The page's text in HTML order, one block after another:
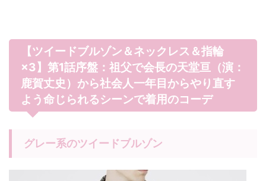
【ツイードブルゾン＆ネックレス＆指輪
×3】第1話序盤：祖父で会長の天堂亘（演：
鹿賀丈史）から社会人一年目からやり直す
よう命じられるシーンで着用のコーデ
グレー系のツイードブルゾン